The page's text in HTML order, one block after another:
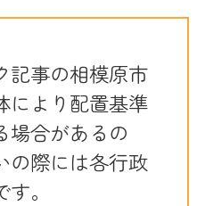
記事の相模原市
により配置基準
場合があるの
の際には各行政
。